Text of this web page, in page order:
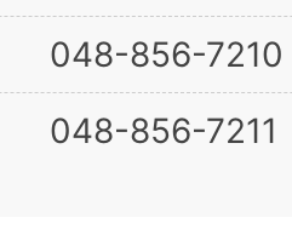
048-856-7210
048-856-7211